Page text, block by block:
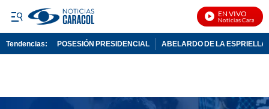
EN VIVO
Noticias Caracol En
Tendencias: POSESIÓN PRESIDENCIAL ABELARDO DE LA ESPRIELLA